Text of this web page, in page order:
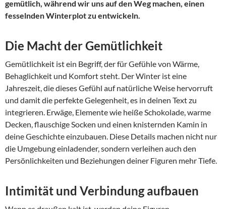
gemütlich, während wir uns auf den Weg machen, einen
fesselnden Winterplot zu entwickeln.
Die Macht der Gemütlichkeit
Gemütlichkeit ist ein Begriff, der für Gefühle von Wärme,
Behaglichkeit und Komfort steht. Der Winter ist eine
Jahreszeit, die dieses Gefühl auf natürliche Weise hervorruft
und damit die perfekte Gelegenheit, es in deinen Text zu
integrieren. Erwäge, Elemente wie heiße Schokolade, warme
Decken, flauschige Socken und einen knisternden Kamin in
deine Geschichte einzubauen. Diese Details machen nicht nur
die Umgebung einladender, sondern verleihen auch den
Persönlichkeiten und Beziehungen deiner Figuren mehr Tiefe.
Intimität und Verbindung aufbauen